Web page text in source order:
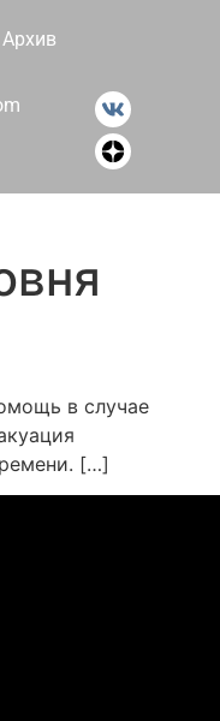
Архив
в случае
[…]